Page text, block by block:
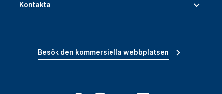
Kontakta
Besök den kommersiella webbplatsen